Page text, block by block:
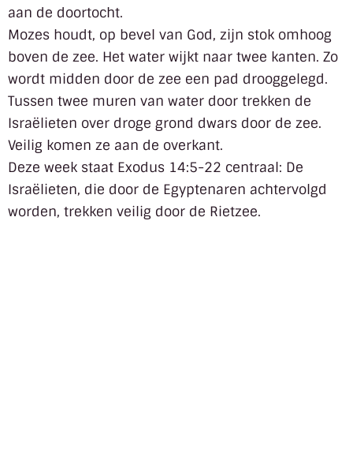
aan de doortocht.
Mozes houdt, op bevel van God, zijn stok omhoog
boven de zee. Het water wijkt naar twee kanten. Zo
wordt midden door de zee een pad drooggelegd.
Tussen twee muren van water door trekken de
Israëlieten over droge grond dwars door de zee.
Veilig komen ze aan de overkant.
Deze week staat Exodus 14:5-22 centraal: De
Israëlieten, die door de Egyptenaren achtervolgd
worden, trekken veilig door de Rietzee.